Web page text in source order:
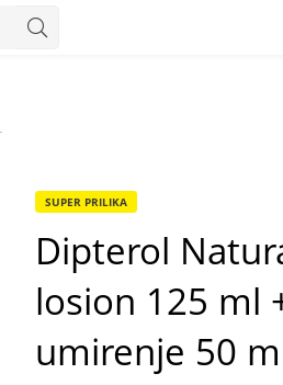
SUPER PRILIKA
Dipterol
losion 125 ml
umirenje 50